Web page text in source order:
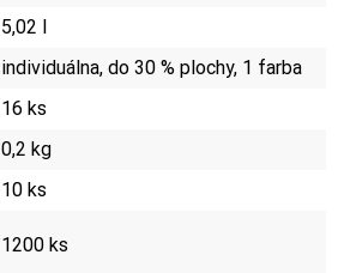
5,02 l
individuálna, do 30 % plochy, 1 farba
16 ks
0,2 kg
10 ks
1200 ks